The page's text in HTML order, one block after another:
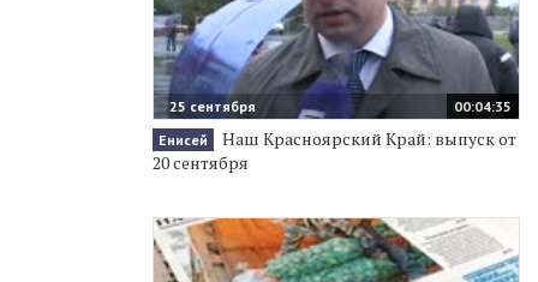
00:04:35
25 сентября
Енисей
Наш Красноярский Край: выпуск от
20 сентября